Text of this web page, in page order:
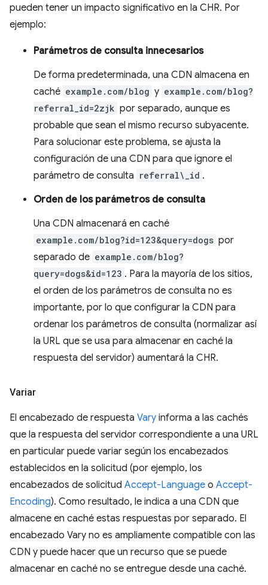
pueden tener un impacto significativo en la CHR. Por
ejemplo:
Parámetros de consulta innecesarios
De forma predeterminada, una CDN almacena en
caché example.com/blog y example.com/blog?
referral_id=2zjk por separado, aunque es
probable que sean el mismo recurso subyacente.
Para solucionar este problema, se ajusta la
configuración de una CDN para que ignore el
parámetro de consulta referral\_id .
Orden de los parámetros de consulta
Una CDN almacenará en caché
example.com/blog?id=123&query=dogs por
separado de example.com/blog?
query=dogs&id=123 . Para la mayoría de los sitios,
el orden de los parámetros de consulta no es
importante, por lo que configurar la CDN para
ordenar los parámetros de consulta (normalizar así
la URL que se usa para almacenar en caché la
respuesta del servidor) aumentará la CHR.
Variar
El encabezado de respuesta Vary informa a las cachés
que la respuesta del servidor correspondiente a una URL
en particular puede variar según los encabezados
establecidos en la solicitud (por ejemplo, los
encabezados de solicitud Accept-Language o Accept-
Encoding). Como resultado, le indica a una CDN que
almacene en caché estas respuestas por separado. El
encabezado Vary no es ampliamente compatible con las
CDN y puede hacer que un recurso que se puede
almacenar en caché no se entregue desde una caché.